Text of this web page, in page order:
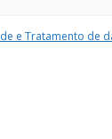
e Tratamento de